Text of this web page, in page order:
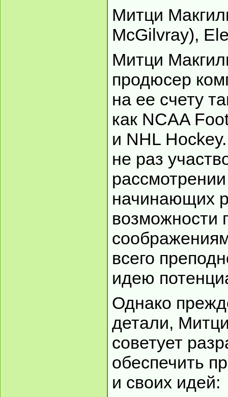
Митци
McGilvray),
Митци
продюсер
на ее счету
как NCAA
и NHL
не раз
начинающих
возможности
всего
идею
Однако
детали,
советует
обеспечить
и своих идей: